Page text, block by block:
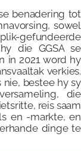
benadering tot
sowel
gefundeerde
die GGSA se
in 2021 word hy
verkies.
bestee hy sy
die
reis saam
en -markte, en
dinge te